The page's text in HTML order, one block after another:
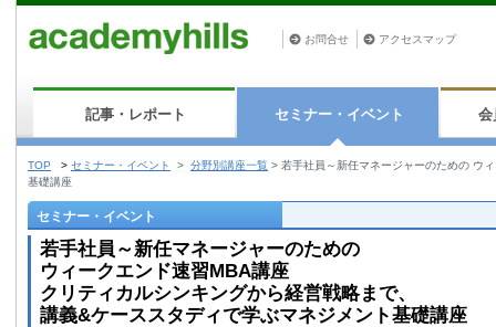
お問合せ アクセスマップ
記事・レポート セミナー・イベント 会
TOP > セミナー・イベント > 分野別講座一覧 > 若手社員～新任マネージャーのための ウ
基礎講座
セミナー・イベント
若手社員～新任マネージャーのための
ウィークエンド速習MBA講座
クリティカルシンキングから経営戦略まで、
講義&ケーススタディで学ぶマネジメント基礎講座